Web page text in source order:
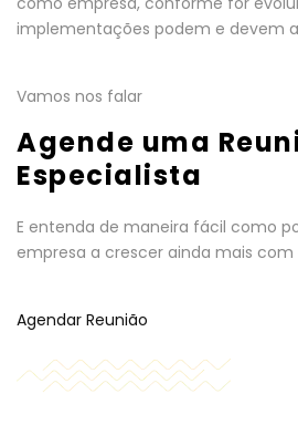
implementações podem e devem
Vamos nos falar
Agende uma
Especialista
E entenda de maneira fácil como
empresa a crescer ainda mais
Agendar Reunião